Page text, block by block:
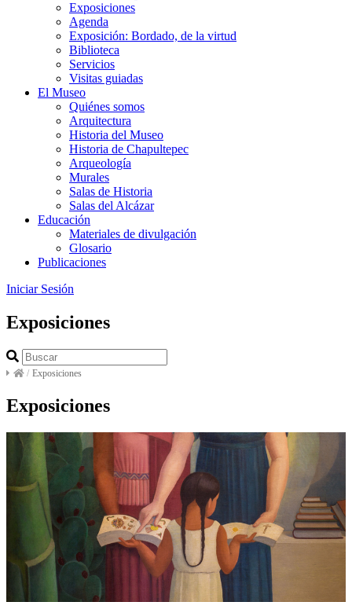
Exposiciones
Agenda
Exposición: Bordado, de la virtud
Biblioteca
Servicios
Visitas guiadas
El Museo
Quiénes somos
Arquitectura
Historia del Museo
Historia de Chapultepec
Arqueología
Murales
Salas de Historia
Salas del Alcázar
Educación
Materiales de divulgación
Glosario
Publicaciones
Iniciar Sesión
Exposiciones
/ Exposiciones
Exposiciones